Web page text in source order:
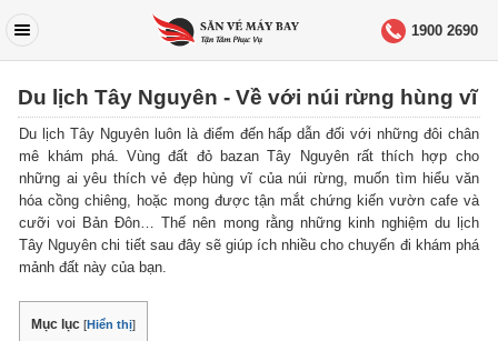
1900 2690
Du lịch Tây Nguyên - Về với núi rừng hùng vĩ
Du lịch Tây Nguyên luôn là điểm đến hấp dẫn đối với những đôi chân
mê khám phá. Vùng đất đỏ bazan Tây Nguyên rất thích hợp cho
những ai yêu thích vẻ đẹp hùng vĩ của núi rừng, muốn tìm hiểu văn
hóa cồng chiêng, hoặc mong được tận mắt chứng kiến vườn cafe và
cưỡi voi Bản Đôn… Thế nên mong rằng những kinh nghiệm du lịch
Tây Nguyên chi tiết sau đây sẽ giúp ích nhiều cho chuyến đi khám phá
mảnh đất này của bạn.
Mục lục [Hiển thị]